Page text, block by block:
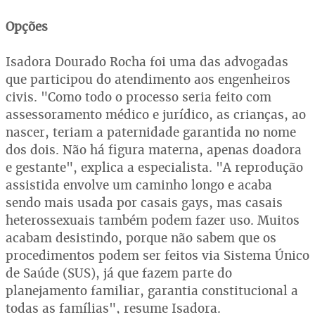
Opções
Isadora Dourado Rocha foi uma das advogadas
que participou do atendimento aos engenheiros
civis. "Como todo o processo seria feito com
assessoramento médico e jurídico, as crianças, ao
nascer, teriam a paternidade garantida no nome
dos dois. Não há figura materna, apenas doadora
e gestante", explica a especialista. "A reprodução
assistida envolve um caminho longo e acaba
sendo mais usada por casais gays, mas casais
heterossexuais também podem fazer uso. Muitos
acabam desistindo, porque não sabem que os
procedimentos podem ser feitos via Sistema Único
de Saúde (SUS), já que fazem parte do
planejamento familiar, garantia constitucional a
todas as famílias", resume Isadora.